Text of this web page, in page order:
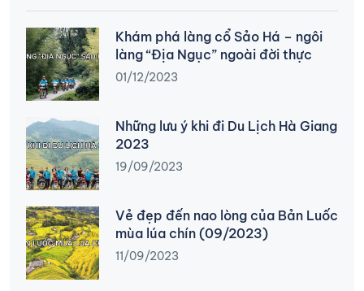
Khám phá làng cổ Sảo Há – ngôi
làng “Địa Ngục” ngoài đời thực
01/12/2023
Những lưu ý khi đi Du Lịch Hà Giang
2023
19/09/2023
Vẻ đẹp đến nao lòng của Bản Luốc
mùa lúa chín (09/2023)
11/09/2023